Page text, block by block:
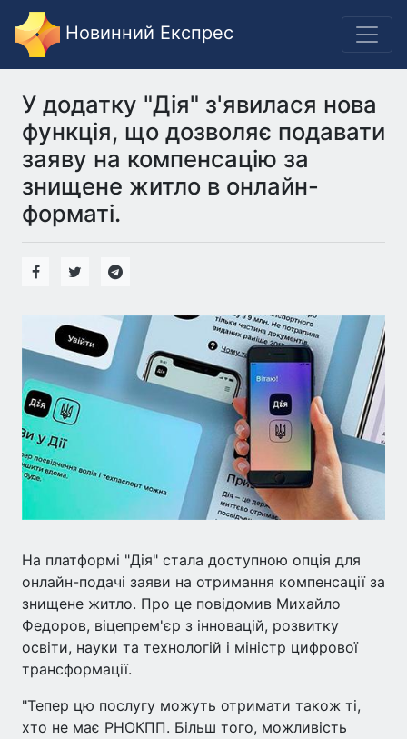
Новинний Експрес
У додатку "Дія" з'явилася нова
функція, що дозволяє подавати
заяву на компенсацію за
знищене житло в онлайн-
форматі.
На платформі "Дія" стала доступною опція для
онлайн-подачі заяви на отримання компенсації за
знищене житло. Про це повідомив Михайло
Федоров, віцепрем'єр з інновацій, розвитку
освіти, науки та технологій і міністр цифрової
трансформації.
"Тепер цю послугу можуть отримати також ті,
хто не має РНОКПП. Більш того, можливість